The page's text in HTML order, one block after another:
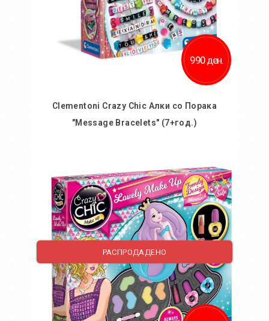
990 ден.
Clementoni Crazy Chic Алки со Порака
"Message Bracelets" (7+год.)
Додај во желби
Додај за споредба
РАСПРОДАДЕНО